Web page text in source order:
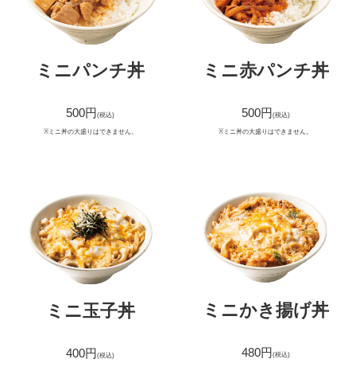
ミニパンチ丼
500円(税込)
※ミニ丼の大盛りはできません。
ミニ赤パンチ丼
500円(税込)
※ミニ丼の大盛りはできません。
ミニ玉子丼
400円(税込)
ミニかき揚げ丼
480円(税込)